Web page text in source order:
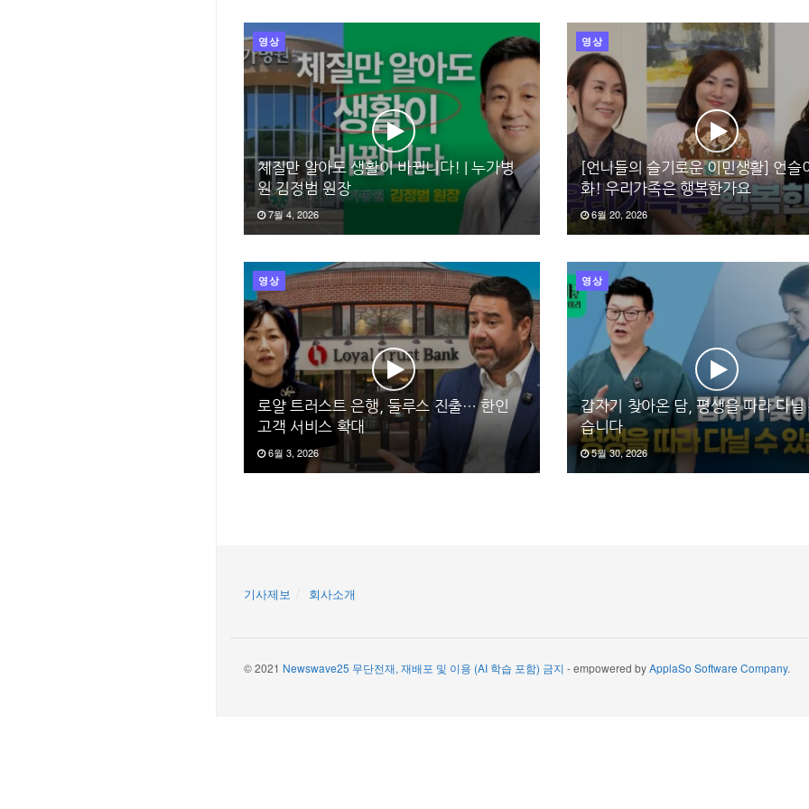
영상
체질만 알아도 생활이 바뀝니다! | 누가병
원 김정범 원장
7월 4, 2026
영상
[언니들의 슬기로운 이민생활] 언슬
화! 우리가족은 행복한가요
6월 20, 2026
영상
로얄 트러스트 은행, 둘루스 진출… 한인
고객 서비스 확대
6월 3, 2026
영상
갑자기 찾아온 담, 평생을 따라 다닐
습니다
5월 30, 2026
기사제보 회사소개
© 2021 Newswave25 무단전재, 재배포 및 이용 (AI 학습 포함) 금지 - empowered byApplaSo Software Company.